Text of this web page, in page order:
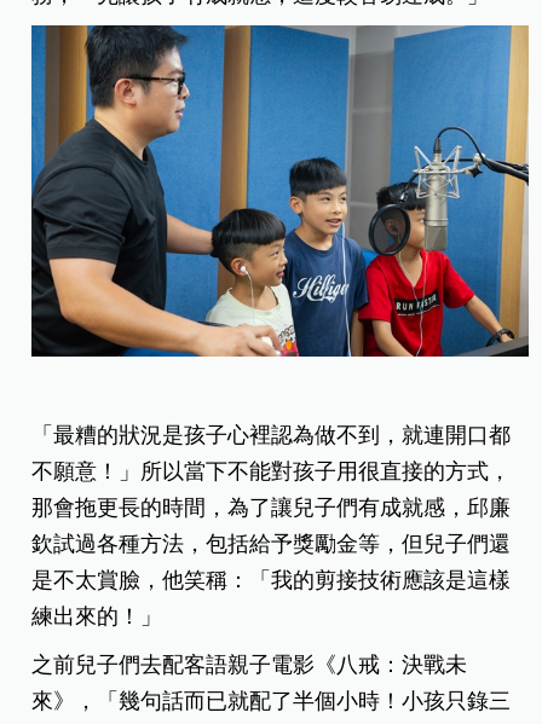
「最糟的狀況是孩子心裡認為做不到，就連開口都
不願意！」所以當下不能對孩子用很直接的方式，
那會拖更長的時間，為了讓兒子們有成就感，邱廉
欽試過各種方法，包括給予獎勵金等，但兒子們還
是不太賞臉，他笑稱：「我的剪接技術應該是這樣
練出來的！」
之前兒子們去配客語親子電影《八戒：決戰未
來》，「幾句話而已就配了半個小時！小孩只錄三